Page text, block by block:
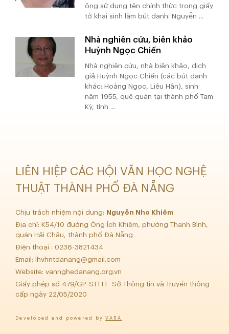
ông sử dụng tên chính thức trong giấy
tờ khai sinh làm bút danh: Nguyễn ...
Nhà nghiên cứu, biên khảo
Huỳnh Ngọc Chiến
Nhà nghiên cứu, nhà biên khảo, dịch
giả Huỳnh Ngọc Chiến (các bút danh
khác: Hoàng Ngọc, Liêu Hân), sinh
năm 1955, quê quán tại thành phố Tam
Kỳ, tỉnh ...
LIÊN HIỆP CÁC HỘI VĂN HỌC NGHỆ
THUẬT THÀNH PHỐ ĐÀ NẴNG
Chịu trách nhiệm nội dung: Nguyễn Nho Khiêm
Địa chỉ: K54/10 đường Ông Ích Khiêm, phường Thanh Bình,
quận Hải Châu, thành phố Đà Nẵng
Điện thoại : 0236-3821434
Email:
lhvhntdanang@gmail.com
Website: vannghedanang.org.vn
Giấy phép số 479/GP-STTTT Sở Thông tin và Truyền thông
cấp ngày 22/05/2020
Developed and powered byVARA